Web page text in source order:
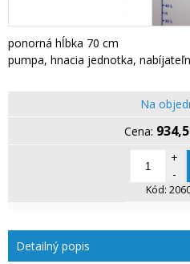
ponorná hĺbka 70 cm
pumpa, hnacia jednotka,
Na
+
-
Kód:
Detailný popis